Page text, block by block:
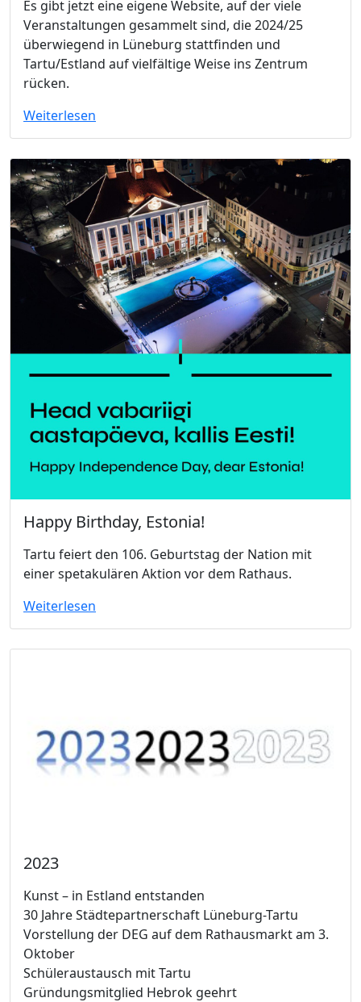
Es gibt jetzt eine eigene Website, auf der viele
Veranstaltungen gesammelt sind, die 2024/25
überwiegend in Lüneburg stattfinden und
Tartu/Estland auf vielfältige Weise ins Zentrum
rücken.
Weiterlesen
Happy Birthday, Estonia!
Tartu feiert den 106. Geburtstag der Nation mit
einer spetakulären Aktion vor dem Rathaus.
Weiterlesen
2023
Kunst – in Estland entstanden
30 Jahre Städtepartnerschaft Lüneburg-Tartu
Vorstellung der DEG auf dem Rathausmarkt am 3.
Oktober
Schüleraustausch mit Tartu
Gründungsmitglied Hebrok geehrt